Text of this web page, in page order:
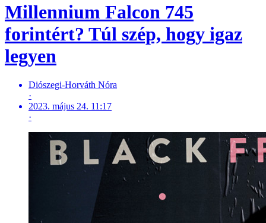
Millennium Falcon 745
forintért? Túl szép, hogy igaz
legyen
Diószegi-Horváth Nóra
·
2023. május 24. 11:17
·